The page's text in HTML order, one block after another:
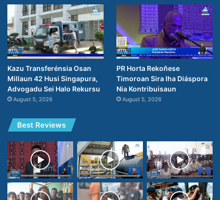
Kazu Transferénsia Osan
Millaun 42 Husi Singapura,
Advogadu Sei Halo Rekursu
August 5, 2026
PR Horta Rekoñese
Timoroan Sira Iha Diáspora
Nia Kontribuisaun
August 5, 2026
Best Reviews